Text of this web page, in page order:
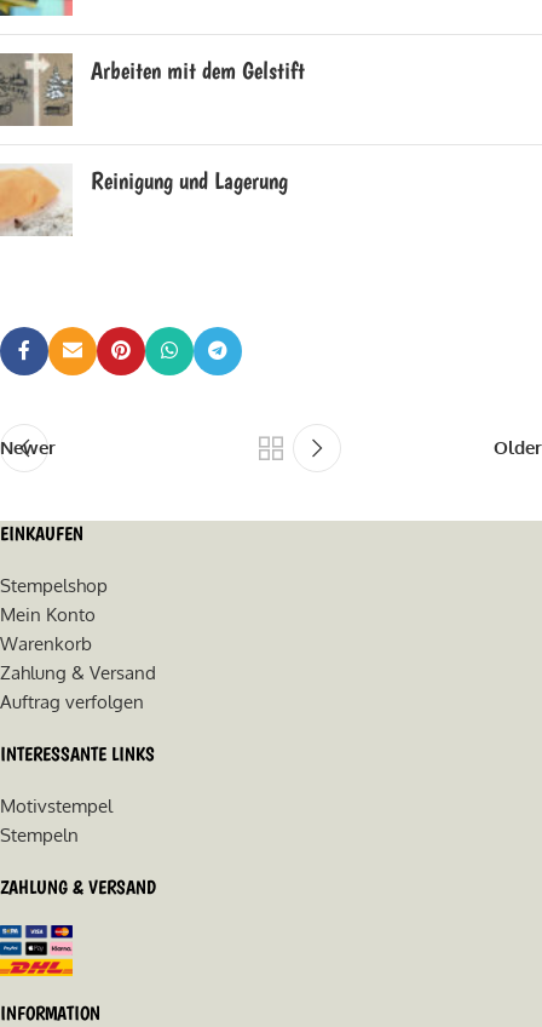
Arbeiten mit dem Gelstift
Reinigung und Lagerung
Newer Older
EINKAUFEN
Stempelshop
Mein Konto
Warenkorb
Zahlung & Versand
Auftrag verfolgen
INTERESSANTE LINKS
Motivstempel
Stempeln
ZAHLUNG & VERSAND
INFORMATION